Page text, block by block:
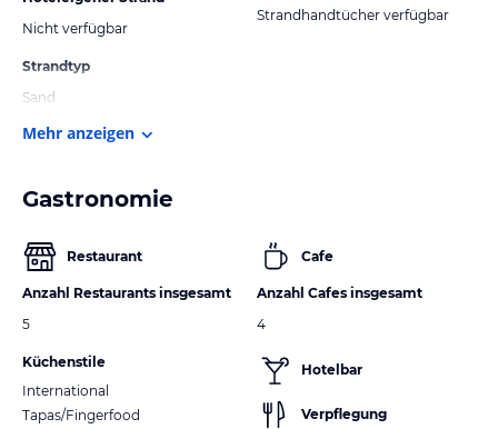
Nicht verfügbar
Strandtyp
Sand
Strandhandtücher verfügbar
Mehr anzeigen
Gastronomie
Restaurant
Anzahl Restaurants insgesamt
5
Küchenstile
International
Tapas/Fingerfood
Cafe
Anzahl Cafes insgesamt
4
Hotelbar
Verpflegung